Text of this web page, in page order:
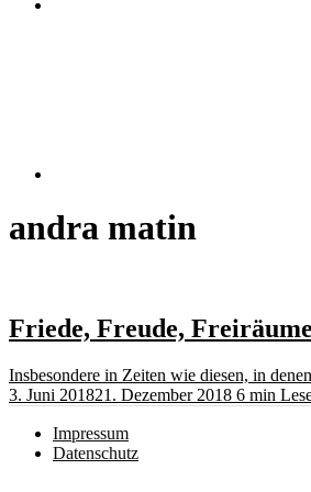
andra matin
Friede, Freude,
Insbesondere in Zeiten wie diesen, in
3. Juni 201821. Dezember 2018 6 min
Impressum
Datenschutz